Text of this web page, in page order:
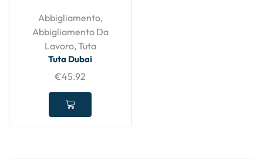
Abbigliamento,
Abbigliamento Da
Lavoro, Tuta
Tuta Dubai
€45.92